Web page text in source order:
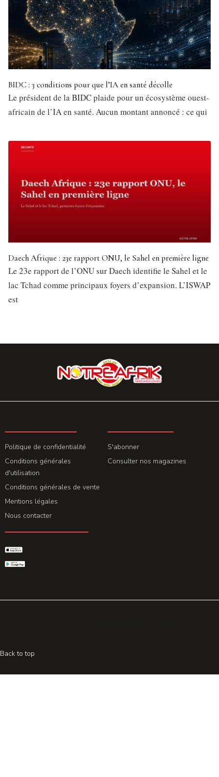
BIDC : 3 conditions pour que l’IA en santé décolle
Le président de la BIDC plaide pour un écosystème ouest-
africain de l’IA en santé. Aucun montant annoncé : ce qui
Daech Afrique : 23e rapport ONU, le Sahel en première ligne
Le 23e rapport de l’ONU sur Daech identifie le Sahel et le
lac Tchad comme principaux foyers d’expansion. L’ISWAP
est
Politique de confidentialité
Conditions générales
d'utilisation
Conditions générales de vente
Mentions légales
Nous contacter
S'abonner
Consulter nos magazines
Back to top